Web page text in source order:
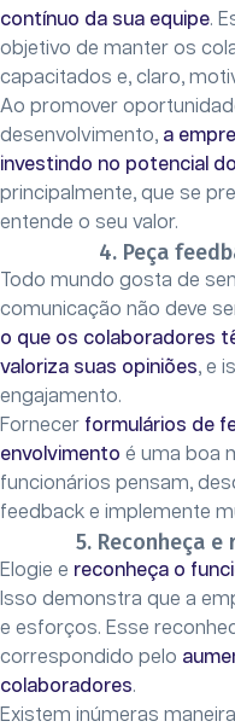
contínuo da sua equipe.
objetivo de manter os
capacitados e, claro,
Ao promover
desenvolvimento, a
investindo no potencial
principalmente, que se
entende o seu valor.
4. Peça
Todo mundo gosta de
comunicação não deve
o que os colaboradores
valoriza suas opiniões, e
engajamento.
Fornecer formulários de
envolvimento é uma boa
funcionários pensam,
feedback e implemente
5. Reconheça
Elogie e reconheça o
Isso demonstra que a
e esforços. Esse
correspondido pelo
colaboradores.
Existem inúmeras